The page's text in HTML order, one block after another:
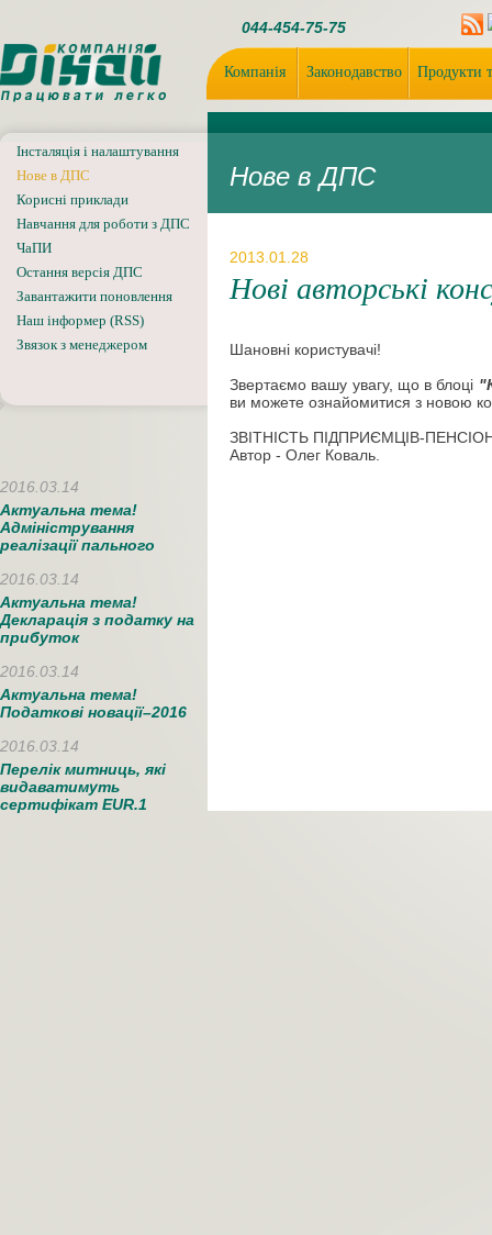
044-454-75-75
Компанія Законодавство Продукти
Нове в ДПС
Інсталяція і налаштування
Нове в ДПС
Корисні приклади
Навчання для роботи з ДПС
ЧаПИ
Остання версія ДПС
Завантажити поновлення
Наш інформер (RSS)
Звязок з менеджером
2016.03.14
Актуальна тема!
Адміністрування
реалізації пального
2016.03.14
Актуальна тема!
Декларація з податку на
прибуток
2016.03.14
Актуальна тема!
Податкові новації–2016
2016.03.14
Перелік митниць, які
видаватимуть
сертифікат EUR.1
2013.01.28
Нові авторські
Шановні користувачі!
Звертаємо вашу увагу, що в блоці
ви можете ознайомитися з новою
ЗВІТНІСТЬ ПІДПРИЄМЦІВ-
Автор - Олег Коваль.